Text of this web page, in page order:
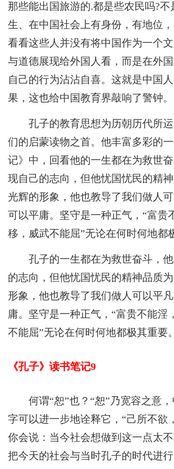
那些能出国旅游的.都是些农民吗?
生、在中国社会上有身份，有地位
看看这些人并没有将中国作为一个
与道德展现给外国人看，而是在外
自己的行为沾沾自喜。这就是中国
果，这也给中国教育界敲响了警钟。
孔子的教育思想为历朝历代所运
们的启蒙读物之首。他丰富多彩的
记》中，回看他的一生都在为救世
现自己的志向，但他忧国忧民的精
光辉的形象，他也教导了我们做人
可以平庸。坚守是一种正气，“富贵
移，威武不能屈”无论在何时何地都
孔子的一生都在为救世奋斗，他
的志向，但他忧国忧民的精神品质
形象，他也教导了我们做人可以平
庸。坚守是一种正气，“富贵不能淫
不能屈”无论在何时何地都极其重要。
《孔子》读书笔记9
何谓“恕”也？“恕”乃宽容之意，
字可以进一步地诠释它，“己所不欲
你会说：当今社会想做到这一点太
把今天的社会与当时孔子的时代进